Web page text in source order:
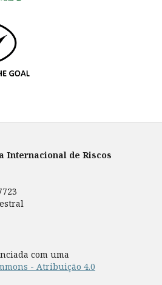
Internacional de Riscos
com uma
- Atribuição 4.0